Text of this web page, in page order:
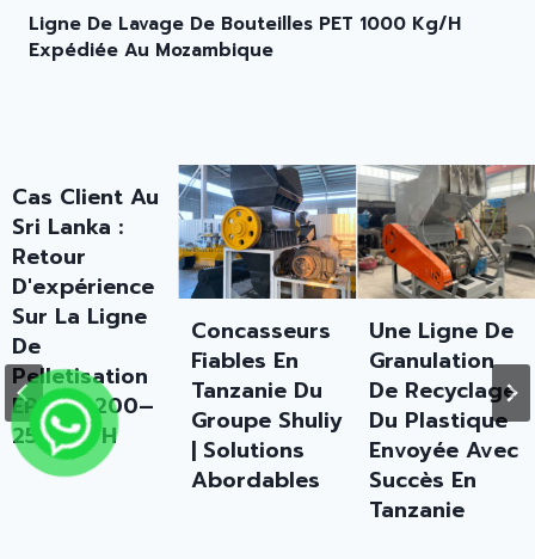
Ligne De Lavage De Bouteilles PET 1000 Kg/h
Expédiée Au Mozambique
Concasseurs
Fiables En
Tanzanie Du
Groupe Shuliy
| Solutions
Abordables
Une Ligne De
Granulation
De Recyclage
Du Plastique
Envoyée Avec
Succès En
Ligne De
Lavage De
Bouteilles En
PET Et
Granulateur
En Plastique
Pp Pe